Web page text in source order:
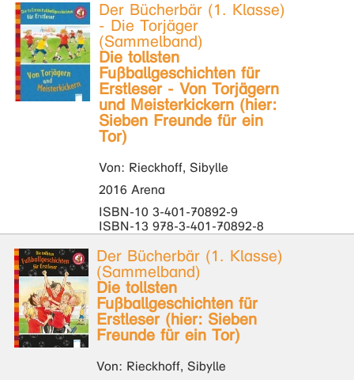
Der Bücherbär (1. Klasse)
- Die Torjäger
(Sammelband)
Die tollsten
Fußballgeschichten für
Erstleser - Von Torjägern
und Meisterkickern (hier:
Sieben Freunde für ein
Tor)
Von: Rieckhoff, Sibylle
2016 Arena
ISBN-10 3-401-70892-9
ISBN-13 978-3-401-70892-8
Der Bücherbär (1. Klasse)
(Sammelband)
Die tollsten
Fußballgeschichten für
Erstleser (hier: Sieben
Freunde für ein Tor)
Von: Rieckhoff, Sibylle